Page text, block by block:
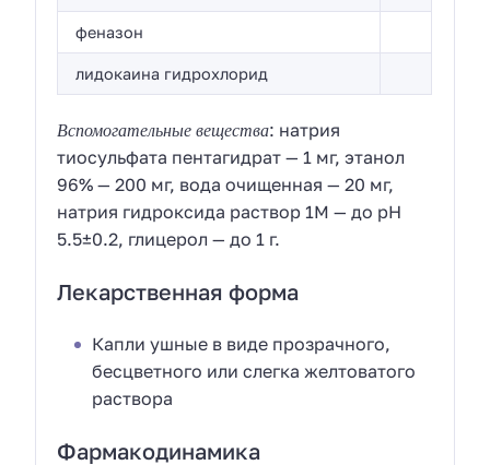
феназон
лидокаина гидрохлорид
Вспомогательные вещества: натрия
тиосульфата пентагидрат — 1 мг, этанол
96% — 200 мг, вода очищенная — 20 мг,
натрия гидроксида раствор 1M — до pH
5.5±0.2, глицерол — до 1 г.
Лекарственная форма
Капли ушные в виде прозрачного,
бесцветного или слегка желтоватого
раствора
Фармакодинамика